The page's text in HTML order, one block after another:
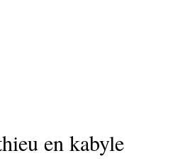
en kabyle